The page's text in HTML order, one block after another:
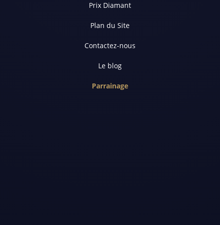
Prix Diamant
Plan du Site
Contactez-nous
Le blog
Parrainage